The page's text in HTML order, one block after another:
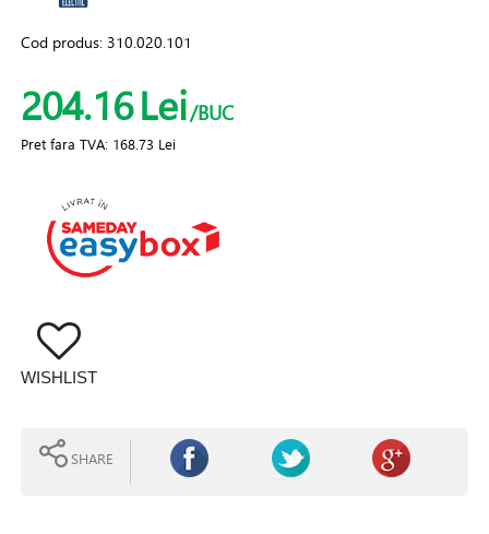
Cod produs:310.020.101
204.16Lei/BUC
Pret fara TVA: 168.73 Lei
WISHLIST
SHARE